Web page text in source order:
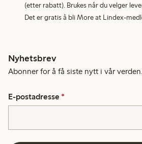
(etter rabatt). Brukes når du velger
Det er gratis å bli More at Lindex-
Nyhetsbrev
Abonner for å få siste nytt i vår verden.
E-postadresse *